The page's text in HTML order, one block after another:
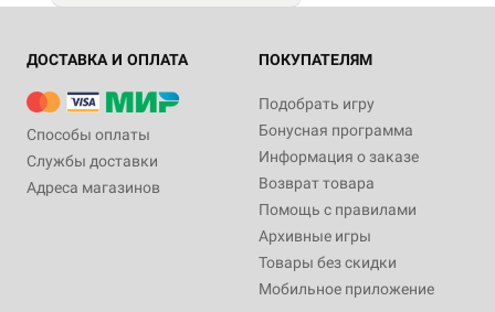
ДОСТАВКА И ОПЛАТА
Способы оплаты
Службы доставки
Адреса магазинов
ПОКУПАТЕЛЯМ
Подобрать игру
Бонусная программа
Информация о заказе
Возврат товара
Помощь с правилами
Архивные игры
Товары без скидки
Мобильное приложение